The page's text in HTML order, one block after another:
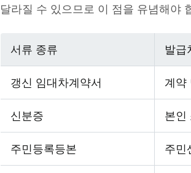
달라질 수 있으므로 이 점을 유념해야
서류 종류 발급
갱신 임대차계약서 계약
신분증 본인
주민등록등본 주민